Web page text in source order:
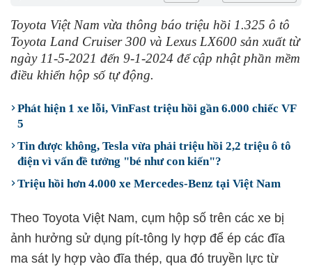
Toyota Việt Nam vừa thông báo triệu hồi 1.325 ô tô
Toyota Land Cruiser 300 và Lexus LX600 sản xuất từ
ngày 11-5-2021 đến 9-1-2024 để cập nhật phần mềm
điều khiển hộp số tự động.
Phát hiện 1 xe lỗi, VinFast triệu hồi gần 6.000 chiếc VF
5
Tin được không, Tesla vừa phải triệu hồi 2,2 triệu ô tô
điện vì vấn đề tưởng "bé như con kiến"?
Triệu hồi hơn 4.000 xe Mercedes-Benz tại Việt Nam
Theo Toyota Việt Nam, cụm hộp số trên các xe bị
ảnh hưởng sử dụng pít-tông ly hợp để ép các đĩa
ma sát ly hợp vào đĩa thép, qua đó truyền lực từ